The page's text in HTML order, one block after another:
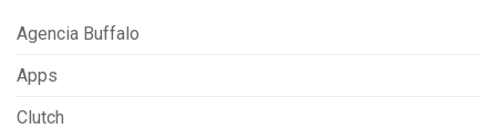
Agencia Buffalo
Apps
Clutch